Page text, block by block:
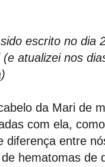
escrito no dia
atualizei nos
da Mari de
com ela,
diferença entre
hematomas de